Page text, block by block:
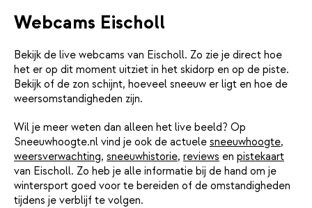
Webcams Eischoll
Bekijk de live webcams van Eischoll. Zo zie je direct hoe
het er op dit moment uitziet in het skidorp en op de piste.
Bekijk of de zon schijnt, hoeveel sneeuw er ligt en hoe de
weersomstandigheden zijn.
Wil je meer weten dan alleen het live beeld? Op
Sneeuwhoogte.nl vind je ook de actuele sneeuwhoogte,
weersverwachting, sneeuwhistorie, reviews en pistekaart
van Eischoll. Zo heb je alle informatie bij de hand om je
wintersport goed voor te bereiden of de omstandigheden
tijdens je verblijf te volgen.